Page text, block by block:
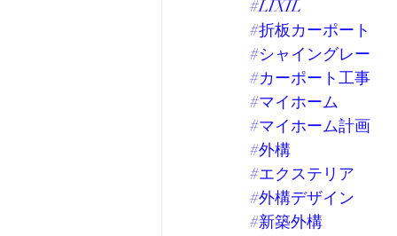
#LIXIL
#折板カーポート
#シャイングレー
#カーポート工事
#マイホーム
#マイホーム計画
#外構
#エクステリア
#外構デザイン
#新築外構